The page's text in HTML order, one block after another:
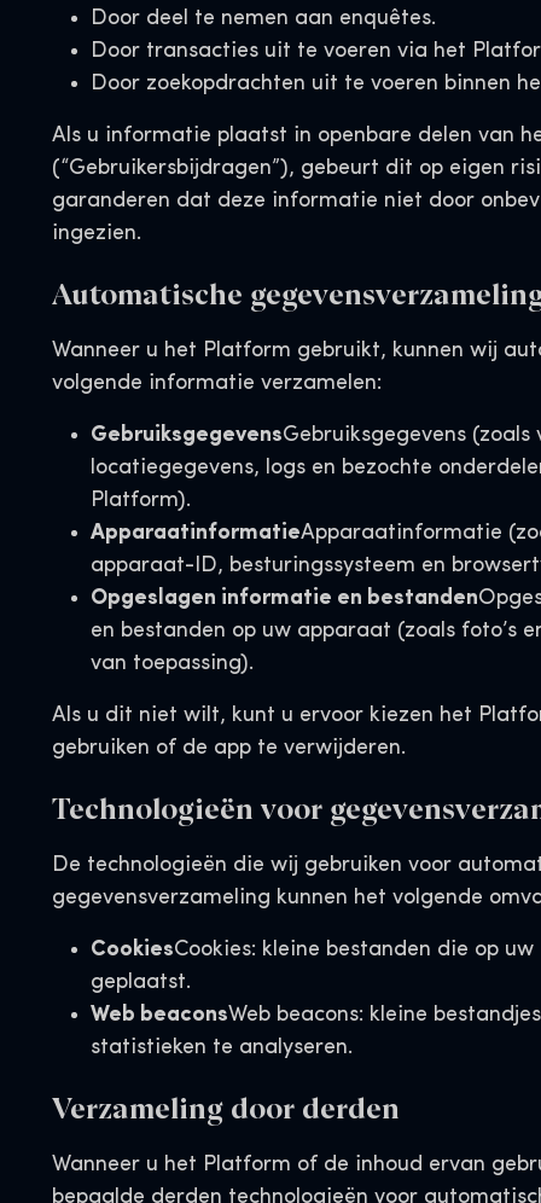
Door deel te nemen aan enquêtes.
Door transacties uit te voeren via het
Door zoekopdrachten uit te voeren binnen
Als u informatie plaatst in openbare delen van
(“Gebruikersbijdragen”), gebeurt dit op eigen
garanderen dat deze informatie niet door
ingezien.
Automatische
Wanneer u het Platform gebruikt, kunnen wij
volgende informatie verzamelen:
GebruiksgegevensGebruiksgegevens (zoals
locatiegegevens, logs en bezochte
Platform).
ApparaatinformatieApparaatinformatie
apparaat-ID, besturingssysteem en
Opgeslagen informatie en bestanden
en bestanden op uw apparaat (zoals foto’s
van toepassing).
Als u dit niet wilt, kunt u ervoor kiezen het
gebruiken of de app te verwijderen.
Technologieën voor
De technologieën die wij gebruiken voor
gegevensverzameling kunnen het volgende
CookiesCookies: kleine bestanden die op
geplaatst.
Web beaconsWeb beacons: kleine
statistieken te analyseren.
Verzameling door derden
Wanneer u het Platform of de inhoud ervan
bepaalde derden technologieën voor